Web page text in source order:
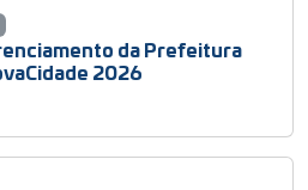
da Prefeitura
2026